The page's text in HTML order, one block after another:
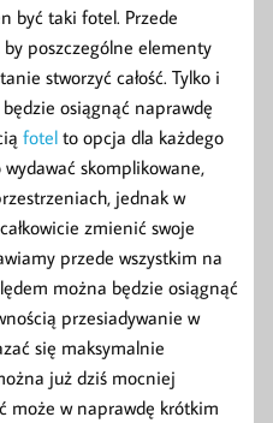
być taki fotel. Przede
poszczególne elementy
stworzyć całość. Tylko i
osiągnąć naprawdę
fotel to opcja dla każdego
skomplikowane,
jednak w
zmienić swoje
przede wszystkim na
można będzie osiągnąć
przesiadywanie w
się maksymalnie
już dziś mocniej
może w naprawdę krótkim